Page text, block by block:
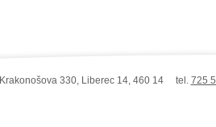
Krakonošova 330, Liberec 14, 460 14 tel. 725